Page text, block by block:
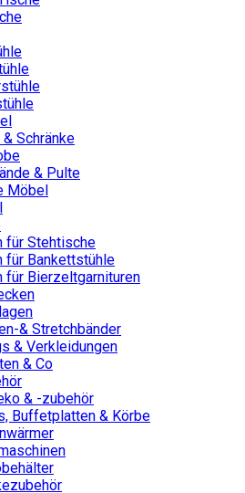
Schränke
& Pulte
Möbel
für Stehtische
für Bankettstühle
für Bierzeltgarnituren
& Stretchbänder
& Verkleidungen
& Co
& -zubehör
Buffetplatten & Körbe